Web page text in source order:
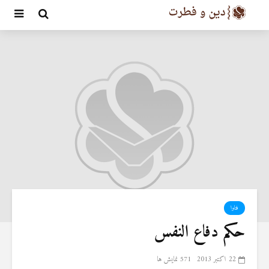
فتاوا
حکم دفاع النفس
22 اکتبر 2013 571 نمایش ها